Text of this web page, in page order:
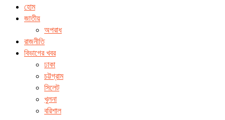
হোম
জাতীয়
অপরাধ
রাজনীতি
বিভাগের খবর
ঢাকা
চট্টগ্রাম
সিলেট
খুলনা
বরিশাল